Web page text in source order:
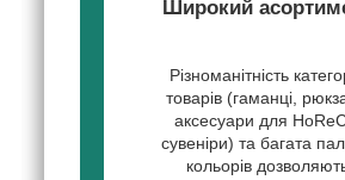
Широкий
Різноманітність
товарів (гаманці,
аксесуари для
сувеніри) та багата
кольорів